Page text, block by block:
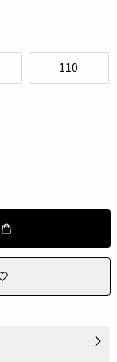
110